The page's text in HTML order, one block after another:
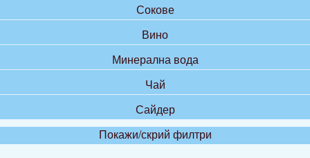
Сокове
Вино
Минерална вода
Чай
Сайдер
Покажи/скрий филтри